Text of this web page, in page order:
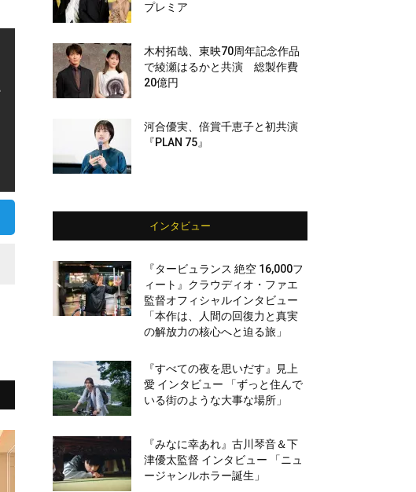
プレミア
木村拓哉、東映70周年記念作品
で綾瀬はるかと共演 総製作費
20億円
河合優実、倍賞千恵子と初共演
『PLAN 75』
インタビュー
『タービュランス 絶空 16,000フ
ィート』クラウディオ・ファエ
監督オフィシャルインタビュー
「本作は、人間の回復力と真実
の解放力の核心へと迫る旅」
『すべての夜を思いだす』見上
愛 インタビュー 「ずっと住んで
いる街のような大事な場所」
『みなに幸あれ』古川琴音＆下
津優太監督 インタビュー 「ニュ
ージャンルホラー誕生」